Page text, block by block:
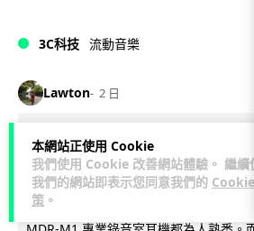
本網站正使用 Cookie
我們使用 Cookie 改善網站體驗。 繼續
我們的網站即表示您同意我們的
策 。
3C科技 流動音樂
Lawton 2 日
【評測】Sony IER-
耳機：現場拍攝、後製
談到專業混音專用的聲音監聽耳機，